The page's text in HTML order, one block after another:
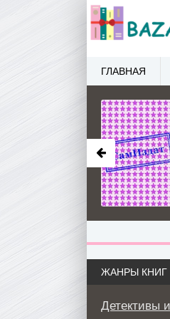
ЖАНРЫ КНИГ
Детективы
ГЛАВНАЯ